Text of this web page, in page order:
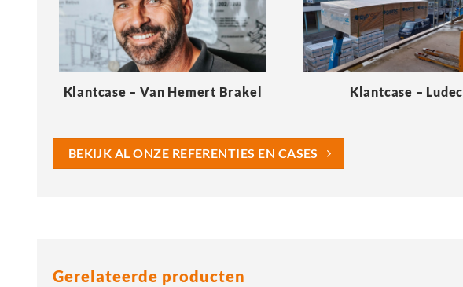
Klantcase – Van Hemert Brakel Klantcase – Ludec
BEKIJK AL ONZE REFERENTIES EN CASES
Gerelateerde producten